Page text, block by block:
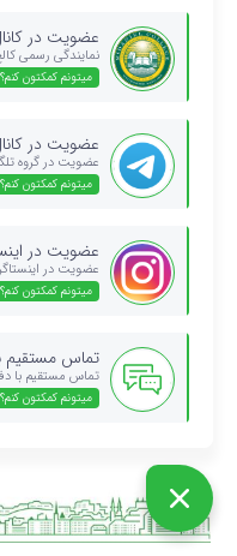
کالج مک دانیل مجارستان ۲۰۱۶ – ۲۰۱۵
آخرین دیدگاه‌ها
شکیبا درنکات مهم امتحان
در نکات مهم امتحان
درنکات مهم امتحان
سمیه
درنکات مهم امتحان
دسته‌ها
اخبار تحصیل در کالج مک
عضویت در
نمایندگی رسمی
میتونم کمکتون کنم؟
عضویت در
عضویت در گروه
میتونم کمکتون کنم؟
عضویت در
عضویت در
میتونم کمکتون کنم؟
تماس مستقیم
تماس مستقیم با
میتونم کمکتون کنم؟